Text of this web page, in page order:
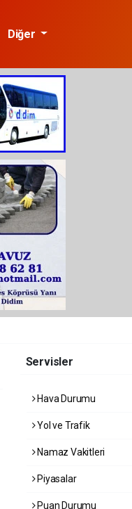
Diğer
Servisler
Hava Durumu
Yol ve Trafik
Namaz Vakitleri
Piyasalar
Puan Durumu